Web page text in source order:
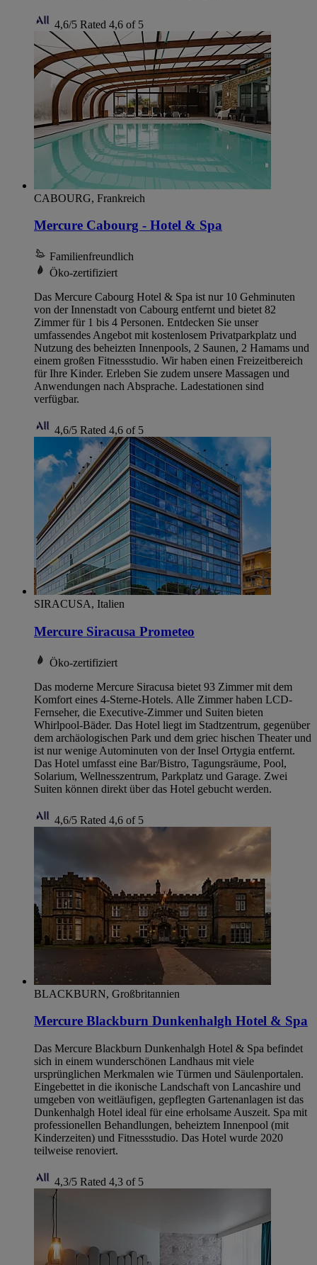
4,6/5 Rated 4,6 of 5
CABOURG, Frankreich
Mercure Cabourg - Hotel & Spa
Familienfreundlich
Öko-zertifiziert
Das Mercure Cabourg Hotel & Spa ist nur 10 Gehminuten
von der Innenstadt von Cabourg entfernt und bietet 82
Zimmer für 1 bis 4 Personen. Entdecken Sie unser
umfassendes Angebot mit kostenlosem Privatparkplatz und
Nutzung des beheizten Innenpools, 2 Saunen, 2 Hamams und
einem großen Fitnessstudio. Wir haben einen Freizeitbereich
für Ihre Kinder. Erleben Sie zudem unsere Massagen und
Anwendungen nach Absprache. Ladestationen sind
verfügbar.
4,6/5 Rated 4,6 of 5
SIRACUSA, Italien
Mercure Siracusa Prometeo
Öko-zertifiziert
Das moderne Mercure Siracusa bietet 93 Zimmer mit dem
Komfort eines 4-Sterne-Hotels. Alle Zimmer haben LCD-
Fernseher, die Executive-Zimmer und Suiten bieten
Whirlpool-Bäder. Das Hotel liegt im Stadtzentrum, gegenüber
dem archäologischen Park und dem griec hischen Theater und
ist nur wenige Autominuten von der Insel Ortygia entfernt.
Das Hotel umfasst eine Bar/Bistro, Tagungsräume, Pool,
Solarium, Wellnesszentrum, Parkplatz und Garage. Zwei
Suiten können direkt über das Hotel gebucht werden.
4,6/5 Rated 4,6 of 5
BLACKBURN, Großbritannien
Mercure Blackburn Dunkenhalgh Hotel & Spa
Das Mercure Blackburn Dunkenhalgh Hotel & Spa befindet
sich in einem wunderschönen Landhaus mit viele
ursprünglichen Merkmalen wie Türmen und Säulenportalen.
Eingebettet in die ikonische Landschaft von Lancashire und
umgeben von weitläufigen, gepflegten Gartenanlagen ist das
Dunkenhalgh Hotel ideal für eine erholsame Auszeit. Spa mit
professionellen Behandlungen, beheiztem Innenpool (mit
Kinderzeiten) und Fitnessstudio. Das Hotel wurde 2020
teilweise renoviert.
4,3/5 Rated 4,3 of 5